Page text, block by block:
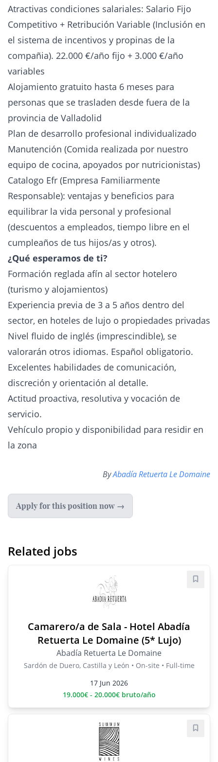
Atractivas condiciones salariales: Salario Fijo
Competitivo + Retribución Variable (Inclusión en
el sistema de incentivos y propinas de la
compañia). 22.000 €/año fijo + 3.000 €/año
variables
Alojamiento gratuito hasta 6 meses para
personas que se trasladen desde fuera de la
provincia de Valladolid
Plan de desarrollo profesional individualizado
Manutención (Comida realizada por nuestro
equipo de cocina, apoyados por nutricionistas)
Catalogo Efr (Empresa Familiarmente
Responsable): ventajas y beneficios para
equilibrar la vida personal y profesional
(descuentos a empleados, tiempo libre en el
cumpleaños de tus hijos/as y otros).
¿Qué esperamos de ti?
Formación reglada afín al sector hotelero
(turismo y alojamientos)
Experiencia previa de 3 a 5 años dentro del
sector, en hoteles de lujo o propiedades privadas
Nivel fluido de inglés (imprescindible), se
valorarán otros idiomas. Español obligatorio.
Excelentes habilidades de comunicación,
discreción y orientación al detalle.
Actitud proactiva, resolutiva y vocación de
servicio.
Vehículo propio y disponibilidad para residir en
la zona
ByAbadía Retuerta Le Domaine
Apply for this position now →
Related jobs
Camarero/a de Sala - Hotel Abadía
Retuerta Le Domaine (5* Lujo)
Abadía Retuerta Le Domaine
Sardón de Duero, Castilla y León • On-site • Full-time
17 Jun 2026
19.000€ - 20.000€ bruto/año
Save
Save